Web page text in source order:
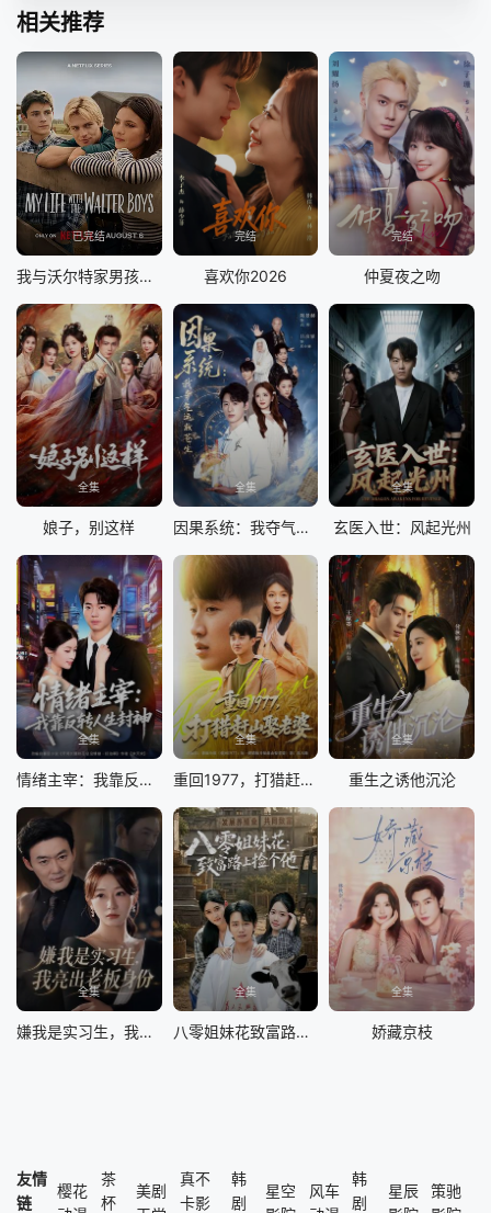
相关推荐
已完结
我与沃尔特家男孩的生活第三季
完结
喜欢你2026
完结
仲夏夜之吻
全集
娘子，别这样
全集
因果系统：我夺气运救苍生
全集
玄医入世：风起光州
全集
情绪主宰：我靠反转人生封神
全集
重回1977，打猎赶山娶老婆
全集
重生之诱他沉沦
全集
嫌我是实习生，我亮出老板身份
全集
八零姐妹花致富路上捡个他
全集
娇藏京枝
友情
链
樱花
茶
杯
美剧
真不
卡影
韩
剧
星空
风车
韩
剧
星辰
策驰